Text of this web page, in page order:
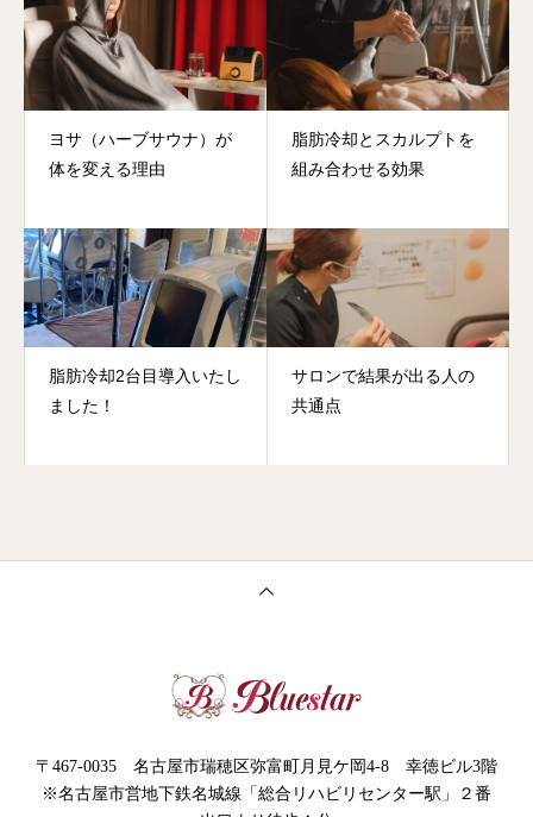
ヨサ（ハーブサウナ）が
体を変える理由
脂肪冷却とスカルプトを
組み合わせる効果
脂肪冷却2台目導入いたし
ました！
サロンで結果が出る人の
共通点
〒467-0035 名古屋市瑞穂区弥富町月見ケ岡4-8 幸徳ビル3階
※名古屋市営地下鉄名城線「総合リハビリセンター駅」２番